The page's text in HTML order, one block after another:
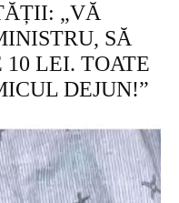
„VĂ
SĂ
LEI. TOATE
DEJUN!”